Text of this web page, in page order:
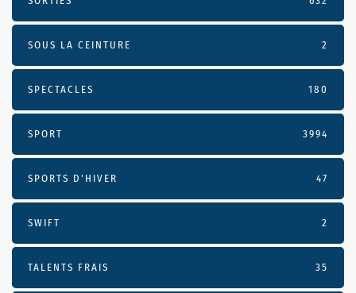
SOUS LA CEINTURE 2
SPECTACLES 180
SPORT 3994
SPORTS D'HIVER 47
SWIFT 2
TALENTS FRAIS 35